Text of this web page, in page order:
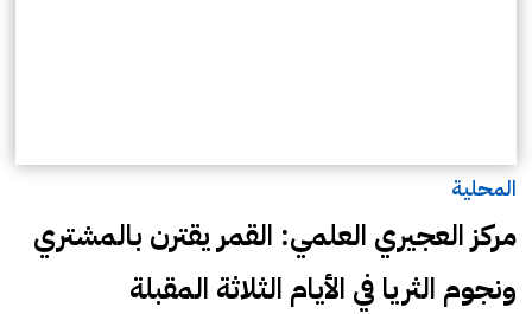
المحلية
مركز العجيري العلمي: القمر يقترن بالمشتري
ونجوم الثريا في الأيام الثلاثة المقبلة